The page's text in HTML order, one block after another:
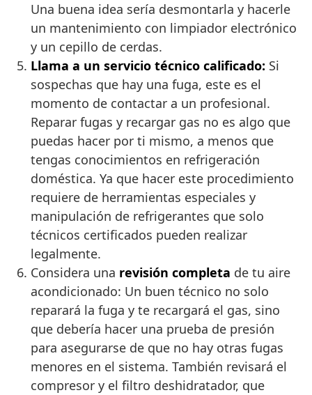
Una buena idea sería desmontarla y hacerle
un mantenimiento con limpiador electrónico
y un cepillo de cerdas.
Llama a un servicio técnico calificado: Si
sospechas que hay una fuga, este es el
momento de contactar a un profesional.
Reparar fugas y recargar gas no es algo que
puedas hacer por ti mismo, a menos que
tengas conocimientos en refrigeración
doméstica. Ya que hacer este procedimiento
requiere de herramientas especiales y
manipulación de refrigerantes que solo
técnicos certificados pueden realizar
legalmente.
Considera una revisión completa de tu aire
acondicionado: Un buen técnico no solo
reparará la fuga y te recargará el gas, sino
que debería hacer una prueba de presión
para asegurarse de que no hay otras fugas
menores en el sistema. También revisará el
compresor y el filtro deshidratador, que